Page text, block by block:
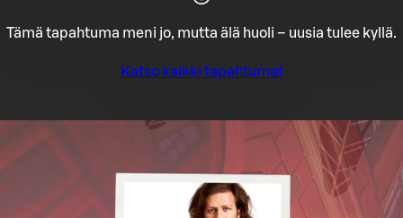
Tämä tapahtuma meni jo, mutta älä huoli – uusia tulee kyllä.
Katso kaikki tapahtumat